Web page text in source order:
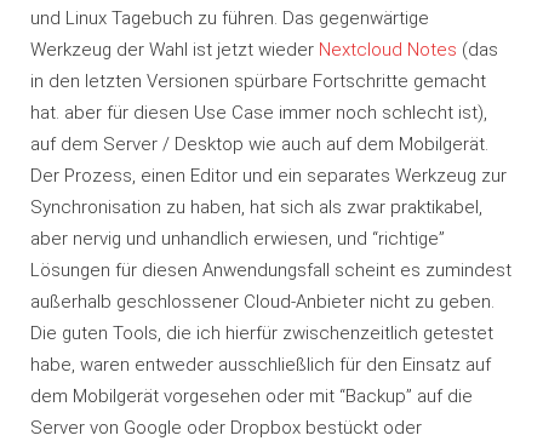
und Linux Tagebuch zu führen. Das gegenwärtige
Werkzeug der Wahl ist jetzt wieder Nextcloud Notes (das
in den letzten Versionen spürbare Fortschritte gemacht
hat. aber für diesen Use Case immer noch schlecht ist),
auf dem Server / Desktop wie auch auf dem Mobilgerät.
Der Prozess, einen Editor und ein separates Werkzeug zur
Synchronisation zu haben, hat sich als zwar praktikabel,
aber nervig und unhandlich erwiesen, und “richtige”
Lösungen für diesen Anwendungsfall scheint es zumindest
außerhalb geschlossener Cloud-Anbieter nicht zu geben.
Die guten Tools, die ich hierfür zwischenzeitlich getestet
habe, waren entweder ausschließlich für den Einsatz auf
dem Mobilgerät vorgesehen oder mit “Backup” auf die
Server von Google oder Dropbox bestückt oder